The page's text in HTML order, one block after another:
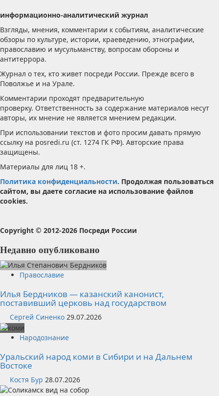
информационно-аналитический журнал
Взгляды, мнения, комментарии к событиям, аналитические
обзоры по культуре, истории, краеведению, этнографии,
православию и мусульманству, вопросам обороны и
антитеррора.
Журнал о тех, кто живет посреди России. Прежде всего в
Поволжье и на Урале.
Комментарии проходят предварительную
проверку. Ответственность за содержание материалов несут
авторы, их мнение не является мнением редакции.
При использовании текстов и фото просим давать прямую
ссылку на posredi.ru (ст. 1274 ГК РФ). Авторские права
защищены.
Материалы для лиц 18 +.
Политика конфиденциальности. Продолжая пользоваться
сайтом, вы даете согласие на использование файлов
cookies.
Copyright © 2012-2026 Посреди России
Недавно опубликовано
Православие
Илья Бердников — казанский канонист,
поставивший церковь над государством
Сергей Синенко 29.07.2026
Народознание
Уральский народ коми в Сибири и на Дальнем
Востоке
Костя Бур 28.07.2026